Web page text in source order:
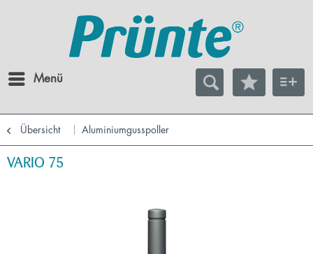
Menü
Übersicht Aluminiumgusspoller
VARIO 75